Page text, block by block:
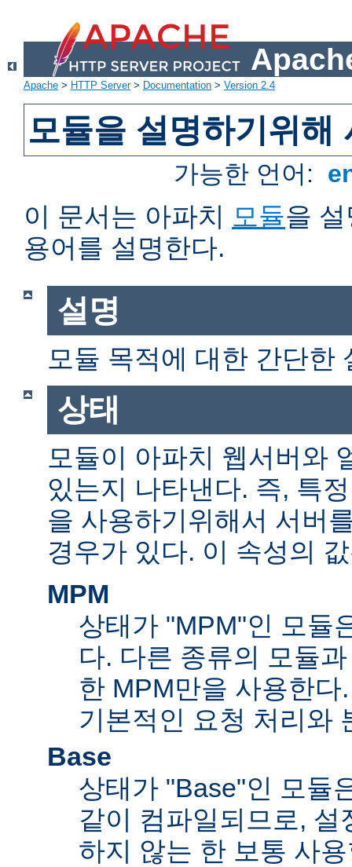
Apache > HTTP Server> Documentation > Version 2.4
모듈을 설명하기위해
가능한 언어:
이 문서는 아파치 모듈을
용어를 설명한다.
설명
모듈 목적에 대한 간단한
상태
모듈이 아파치 웹서버와
있는지 나타낸다. 즉, 특
을 사용하기위해서 서버
경우가 있다. 이 속성의
MPM
상태가 "MPM"인 모듈
다. 다른 종류의 모듈
한 MPM만을 사용한
기본적인 요청 처리와
Base
상태가 "Base"인 모듈
같이 컴파일되므로,
하지 않는 한 보통 사